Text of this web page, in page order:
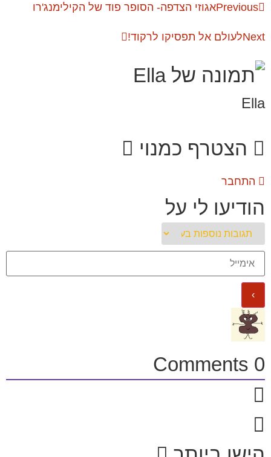
Previousאגוזי הצדפה- הסופר פוד של הקילימנג'רו
Nextלעולם אל תפסיקו לרקוד!
Ella
הצטרף כמנוי
התחבר
הודיעו לי על
0